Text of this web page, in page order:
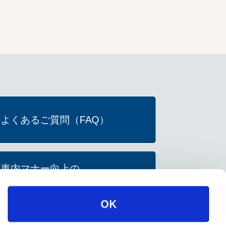
OK
よくあるご質問（FAQ）
車内マナー向上の